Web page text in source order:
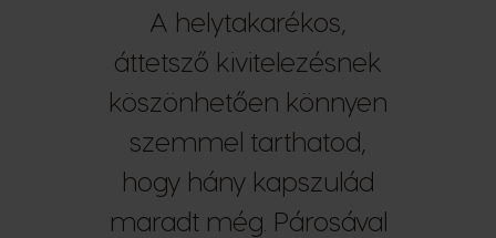
A helytakarékos,
áttetsző kivitelezésnek
köszönhetően könnyen
szemmel tarthatod,
hogy hány kapszulád
maradt még. Párosával